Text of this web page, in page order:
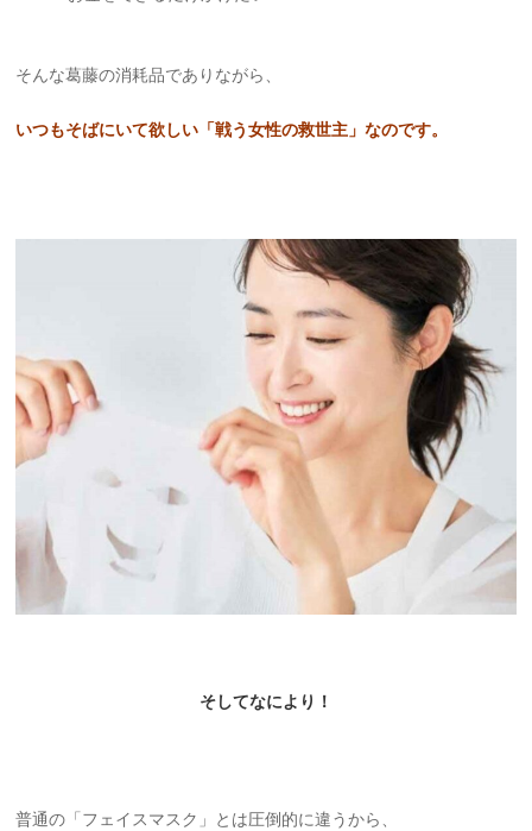
そんな葛藤の消耗品でありながら、
いつもそばにいて欲しい「戦う女性の救世主」なのです。
そしてなにより！
普通の「フェイスマスク」とは圧倒的に違うから、